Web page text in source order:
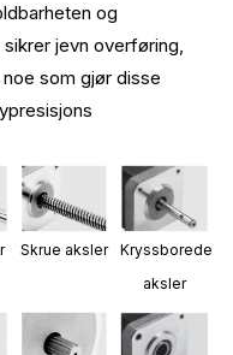
og
jevn overføring,
som gjør disse
Skrue aksler
Kryssborede
aksler